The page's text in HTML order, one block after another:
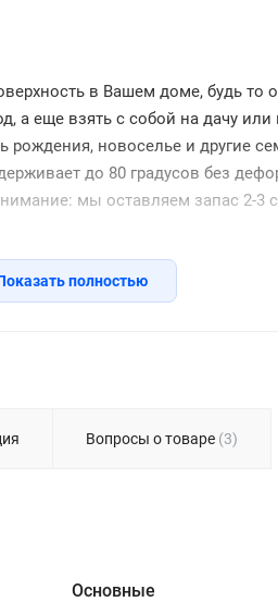
в Вашем доме, будь
еще взять с собой на дачу
рождения, новоселье и другие
до 80 градусов без
мы оставляем запас 2-3
полностью
Вопросы о товаре (3)
Основные